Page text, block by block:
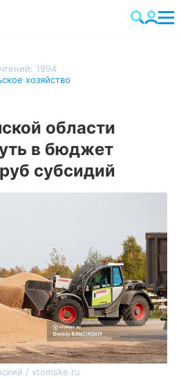
1994
хозяйство
области
в бюджет
субсидий
/ vtomske.ru